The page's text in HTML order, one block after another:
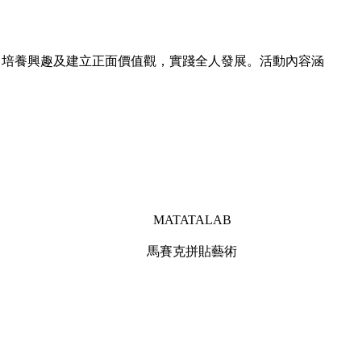
養興趣及建立正面價值觀，實踐全人發展。活動內容涵
MATATALAB
馬賽克拼貼藝術